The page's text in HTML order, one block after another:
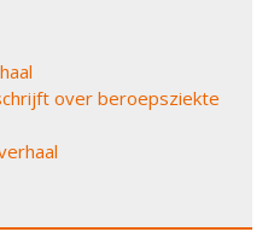
over beroepsziekte